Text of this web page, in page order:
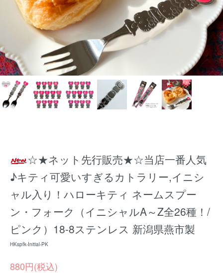
☆★ネット先行販売★☆当店一番人気
♪キティ可愛いすぎるカトラリー,イニシ
ャル入り！ハローキティ ネームスプー
ン・フォーク（イニシャルA～Z全26種！/
ピンク）18-8ステンレス 新潟県燕市製
HKspfk-Initial-PK
880円(税込)